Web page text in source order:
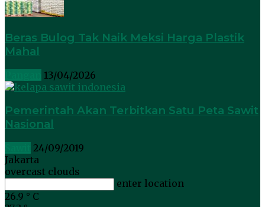
Beras Bulog Tak Naik Meksi Harga Plastik
Mahal
13/04/2026
Pemerintah Akan Terbitkan Satu Peta Sawit
Nasional
24/09/2019
Jakarta
overcast clouds
enter location
26.9 ° C